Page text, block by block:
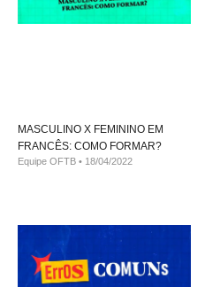
MASCULINO X FEMININO EM
FRANCÊS: COMO FORMAR?
Equipe OFTB 18/04/2022